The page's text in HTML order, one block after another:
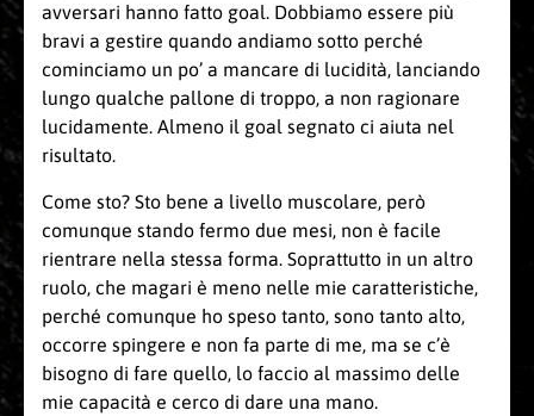
avversari hanno fatto goal. Dobbiamo essere più
bravi a gestire quando andiamo sotto perché
cominciamo un po’ a mancare di lucidità, lanciando
lungo qualche pallone di troppo, a non ragionare
lucidamente. Almeno il goal segnato ci aiuta nel
risultato.
Come sto? Sto bene a livello muscolare, però
comunque stando fermo due mesi, non è facile
rientrare nella stessa forma. Soprattutto in un altro
ruolo, che magari è meno nelle mie caratteristiche,
perché comunque ho speso tanto, sono tanto alto,
occorre spingere e non fa parte di me, ma se c’è
bisogno di fare quello, lo faccio al massimo delle
mie capacità e cerco di dare una mano.